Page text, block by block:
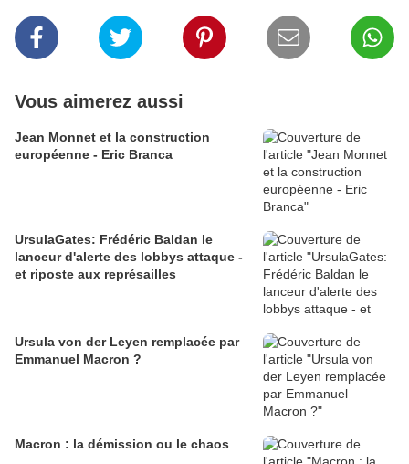
Vous aimerez aussi
Jean Monnet et la construction
européenne - Eric Branca
UrsulaGates: Frédéric Baldan le
lanceur d'alerte des lobbys attaque -
et riposte aux représailles
Ursula von der Leyen remplacée par
Emmanuel Macron ?
Macron : la démission ou le chaos